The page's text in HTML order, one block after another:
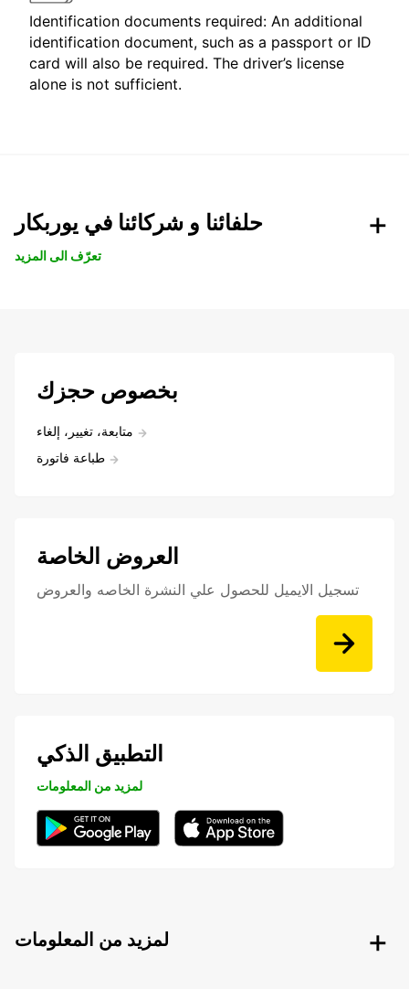
Identification documents required: An additional
identification document, such as a passport or ID
card will also be required. The driver’s license
alone is not sufficient.
حلفائنا و شركائنا في يوربكار
تعرّف الى المزيد
بخصوص حجزك
متابعة، تغيير، إلغاء
طباعة فاتورة
العروض الخاصة
تسجيل الايميل للحصول علي النشرة الخاصه والعروض
التطبيق الذكي
لمزيد من المعلومات
لمزيد من المعلومات